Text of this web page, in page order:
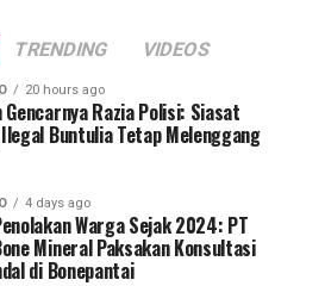
TRENDING VIDEOS
20 hours ago
Gencarnya Razia Polisi: Siasat
Buntulia Tetap Melenggang
4 days ago
Warga Sejak 2024: PT
Mineral Paksakan Konsultasi
di Bonepantai